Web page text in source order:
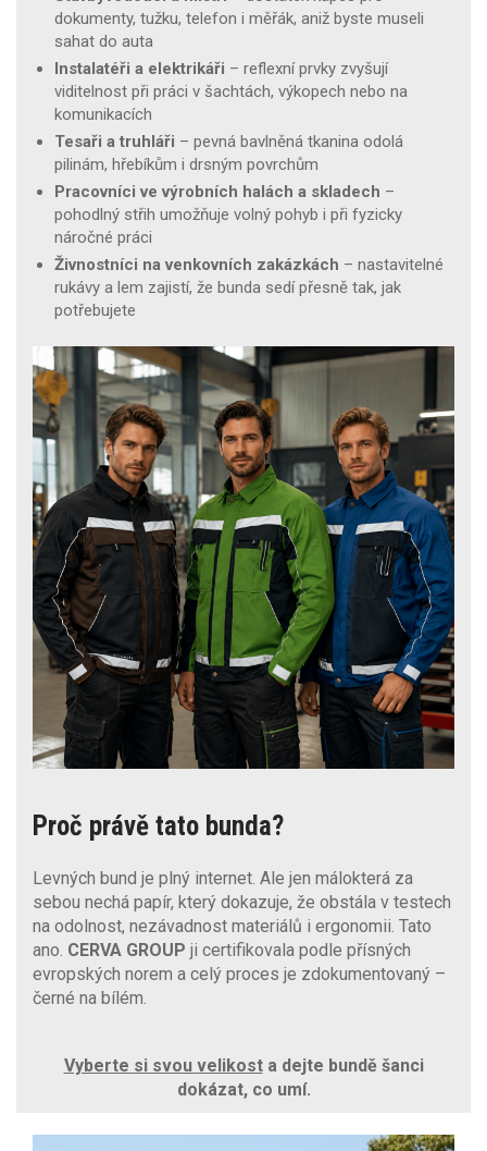
dokumenty, tužku, telefon i měřák, aniž byste museli
sahat do auta
Instalatéři a elektrikáři – reflexní prvky zvyšují
viditelnost při práci v šachtách, výkopech nebo na
komunikacích
Tesaři a truhláři – pevná bavlněná tkanina odolá
pilinám, hřebíkům i drsným povrchům
Pracovníci ve výrobních halách a skladech –
pohodlný střih umožňuje volný pohyb i při fyzicky
náročné práci
Živnostníci na venkovních zakázkách – nastavitelné
rukávy a lem zajistí, že bunda sedí přesně tak, jak
potřebujete
Proč právě tato bunda?
Levných bund je plný internet. Ale jen málokterá za
sebou nechá papír, který dokazuje, že obstála v testech
na odolnost, nezávadnost materiálů i ergonomii. Tato
ano. CERVA GROUP ji certifikovala podle přísných
evropských norem a celý proces je zdokumentovaný –
černé na bílém.
Vyberte si svou velikosta dejte bundě šanci
dokázat, co umí.